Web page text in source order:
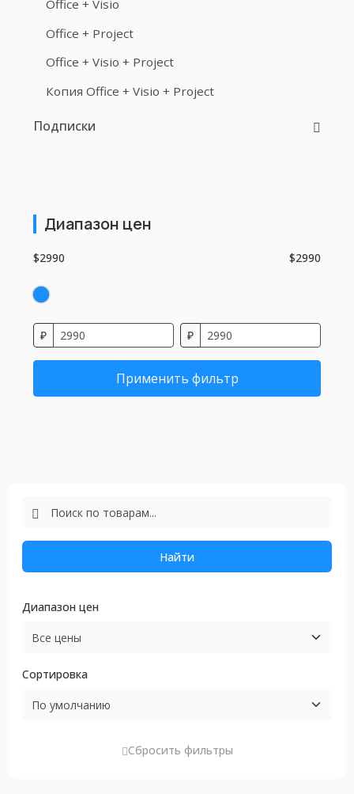
Office + Visio
Office + Project
Office + Visio + Project
Копия Office + Visio + Project
Подписки
Диапазон цен
$2990 $2990
₽ ₽
Применить фильтр
Найти
Диапазон цен
Сортировка
Сбросить фильтры